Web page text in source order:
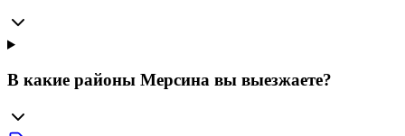
В какие районы Мерсина вы выезжаете?